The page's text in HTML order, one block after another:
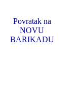
Povratak na
NOVU
BARIKADU